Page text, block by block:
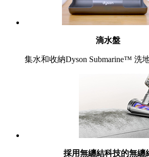
滴水盤
集水和收納Dyson Submarine™ 洗
採用無纏結科技的無纏